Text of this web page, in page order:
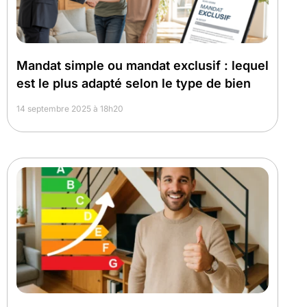
Mandat simple ou mandat exclusif : lequel
est le plus adapté selon le type de bien
14 septembre 2025 à 18h20